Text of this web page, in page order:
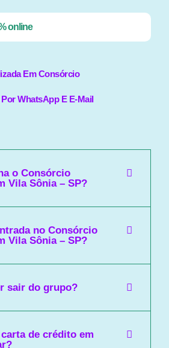
online
Em Consórcio
WhatsApp E E-Mail
o Consórcio
Vila Sônia – SP?
no Consórcio
Vila Sônia – SP?
sair do grupo?
de crédito em